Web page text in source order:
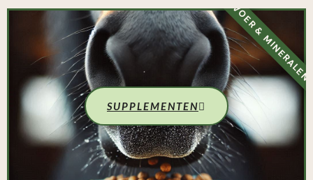
SUPPLEMENTEN
VOER & MINERALEN